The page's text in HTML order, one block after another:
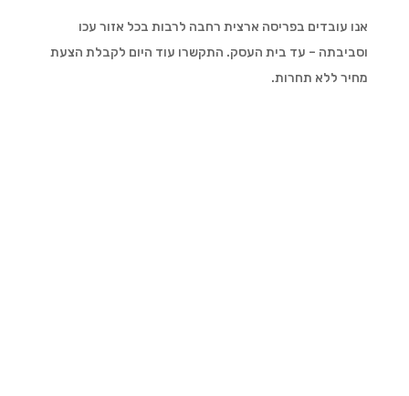
אנו עובדים בפריסה ארצית רחבה לרבות בכל אזור עכו
וסביבתה – עד בית העסק. התקשרו עוד היום לקבלת הצעת
מחיר ללא תחרות.